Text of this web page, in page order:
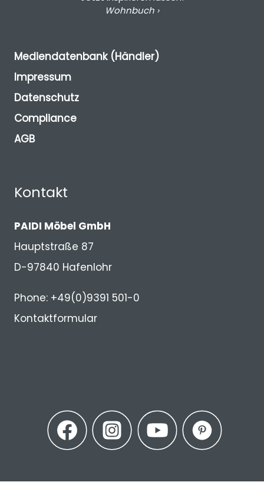
Wohnbuch ›
Mediendatenbank (Händler)
Impressum
Datenschutz
Compliance
AGB
Kontakt
PAIDI Möbel GmbH
Hauptstraße 87
D-97840 Hafenlohr
Phone: +49(0)9391 501-0
Kontaktformular